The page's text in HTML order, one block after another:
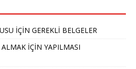
İÇİN GEREKLİ BELGELER
İÇİN YAPILMASI